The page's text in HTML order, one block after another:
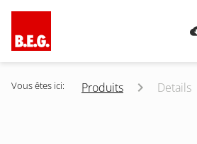
Vous êtes ici: Produits Details